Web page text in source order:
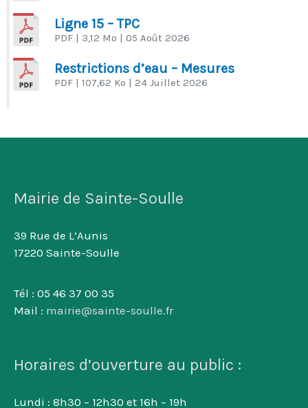
Ligne 15 – TPC
PDF | 3,12 Mo | 05 Août 2026
Restrictions d’eau – Mesures
PDF | 107,62 Ko | 24 Juillet 2026
Mairie de Sainte-Soulle
39 Rue de L’Aunis
17220 Sainte-Soulle
Tél : 05 46 37 00 35
Mail : mairie@sainte-soulle.fr
Horaires d’ouverture au public :
Lundi : 8h30 – 12h30 et 16h – 19h